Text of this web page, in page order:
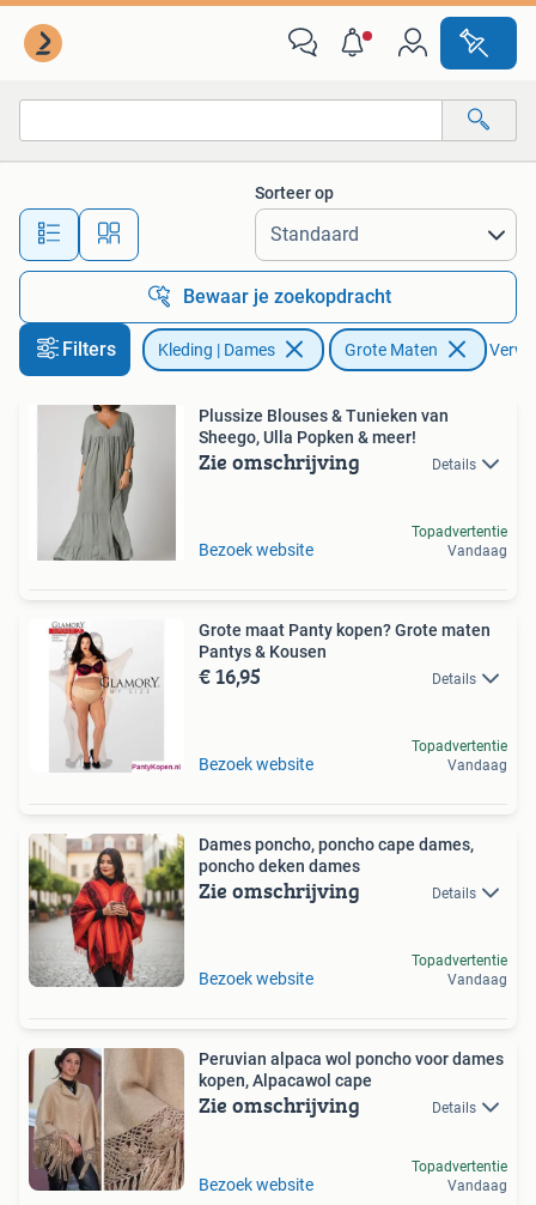
Alle afstanden…
Sorteer op
Bewaar je zoekopdracht
Filters Kleding | Dames Grote Maten
Plussize Blouses & Tunieken van
Sheego, Ulla Popken & meer!
Zie omschrijving Details
Bezoek website
Topadvertentie
Vandaag
Grote maat Panty kopen? Grote maten
Pantys & Kousen
€ 16,95 Details
Bezoek website
Topadvertentie
Vandaag
Dames poncho, poncho cape dames,
poncho deken dames
Zie omschrijving Details
Bezoek website
Topadvertentie
Vandaag
Peruvian alpaca wol poncho voor dames
kopen, Alpacawol cape
Zie omschrijving Details
Bezoek website
Topadvertentie
Vandaag